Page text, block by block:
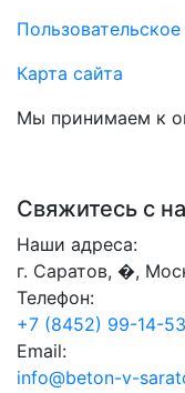
Карта сайта
Мы принимаем к
Свяжитесь с
Наши адреса:
г. Саратов, �,
Телефон:
+7 (8452) 99-14-53
Email:
info@beton-v-